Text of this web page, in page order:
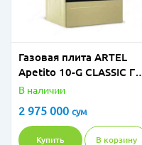
Газовая плита ARTEL
Apetito 10-G CLASSIC ГП
(бежевый)
В наличии
2 975 000 сум
Купить В корзину